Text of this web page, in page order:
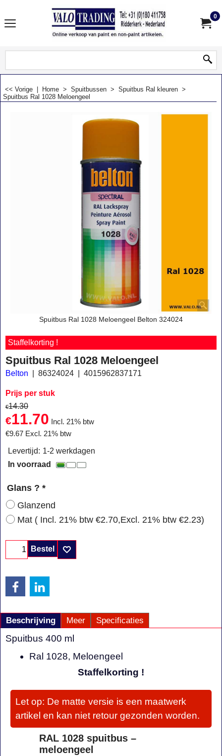
0
<< Vorige Home > Spuitbussen > Spuitbus Ral kleuren >
Spuitbus Ral 1028 Meloengeel
Spuitbus Ral 1028 Meloengeel Belton 324024
Staffelkorting !
Spuitbus Ral 1028 Meloengeel
Belton 86324024 4015962837171
Prijs per stuk
€14.30
€11.70
Incl. 21% btw
€9.67 Excl. 21% btw
Levertijd: 1-2 werkdagen
In voorraad
Glans ? *
Glanzend
Mat ( Incl. 21% btw €2.70,Excl. 21% btw €2.23)
Bestel
Beschrijving Meer Specificaties
Spuitbus 400 ml
Ral 1028, Meloengeel
Staffelkorting !
Let op: De matte versie is een maatwerk
artikel en kan niet retour gezonden worden.
RAL 1028 spuitbus –
meloengeel